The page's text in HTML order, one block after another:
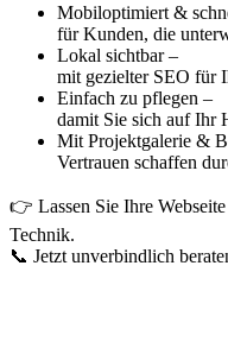
Mobiloptimiert &
für Kunden, die
Lokal sichtbar –
mit gezielter SEO für
Einfach zu pflegen –
damit Sie sich auf Ihr
Mit Projektgalerie &
Vertrauen schaffen
👉 Lassen Sie Ihre
Technik.
📞 Jetzt unverbindlich